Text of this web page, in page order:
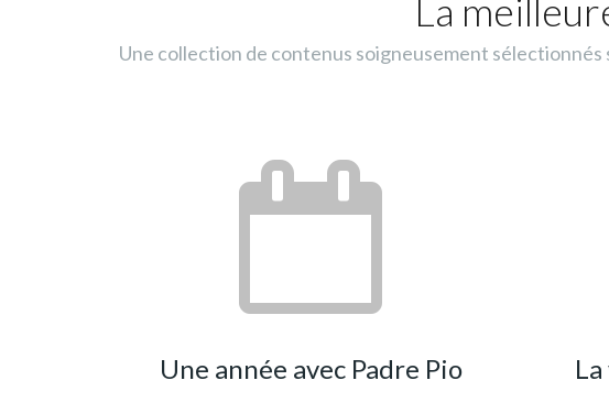
La
Une collection de contenus soigneusement
Une année avec Padre Pio